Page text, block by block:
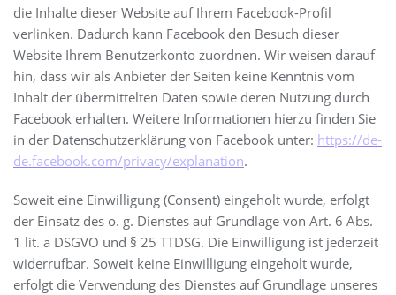
die Inhalte dieser Website auf Ihrem Facebook-Profil
verlinken. Dadurch kann Facebook den Besuch dieser
Website Ihrem Benutzerkonto zuordnen. Wir weisen darauf
hin, dass wir als Anbieter der Seiten keine Kenntnis vom
Inhalt der übermittelten Daten sowie deren Nutzung durch
Facebook erhalten. Weitere Informationen hierzu finden Sie
in der Datenschutzerklärung von Facebook unter: https://de-
de.facebook.com/privacy/explanation.
Soweit eine Einwilligung (Consent) eingeholt wurde, erfolgt
der Einsatz des o. g. Dienstes auf Grundlage von Art. 6 Abs.
1 lit. a DSGVO und § 25 TTDSG. Die Einwilligung ist jederzeit
widerrufbar. Soweit keine Einwilligung eingeholt wurde,
erfolgt die Verwendung des Dienstes auf Grundlage unseres